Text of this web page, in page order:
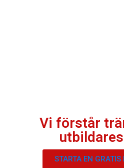
Vi förstår
STARTA EN GRATIS